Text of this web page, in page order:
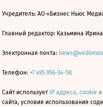
Учредитель: АО «Бизнес Ньюс
Главный редактор: Казьмина
Электронная почта:
Телефон: +7 495 956-34-58
Сайт использует IP адреса, cookie
сайта, условия использования